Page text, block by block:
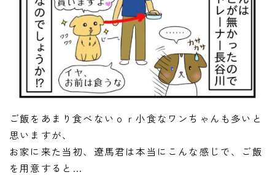
ご飯をあまり食べないｏｒ小食なワンちゃんも多いと
思いますが、
お家に来た当初、遼馬君は本当にこんな感じで、ご飯
を用意すると…